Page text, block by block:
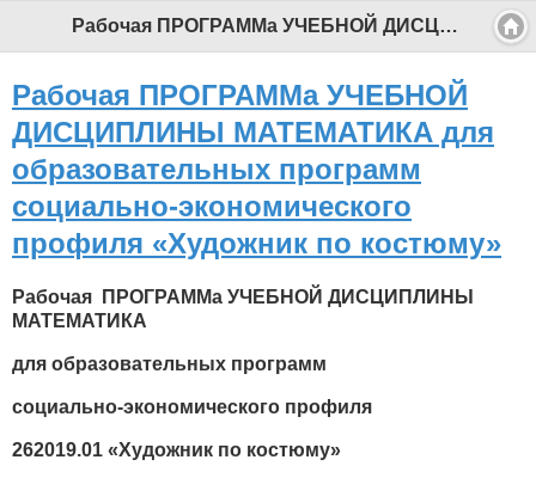
Рабочая ПРОГРАММа УЧЕБНОЙ ДИСЦИПЛИНЫ МАТЕМАТИКА для образовательных программ социально-экономического профиля «Художник по костюму» - Профессиональный педагог
Рабочая ПРОГРАММа УЧЕБНОЙ
ДИСЦИПЛИНЫ МАТЕМАТИКА для
образовательных программ
социально-экономического
профиля «Художник по костюму»
Рабочая ПРОГРАММа УЧЕБНОЙ ДИСЦИПЛИНЫ
МАТЕМАТИКА
для образовательных программ
социально-экономического профиля
262019.01 «Художник по костюму»